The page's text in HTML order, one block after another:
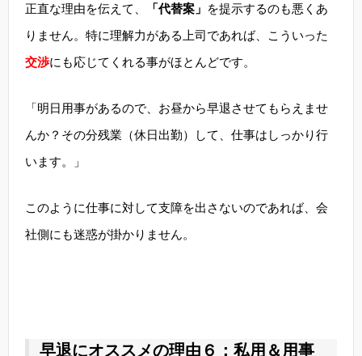
正直な理由を伝えて、 「代替案」 を提示するのも悪くあ
りません。特に理解力がある上司であれば、こういった
交渉にも応じてくれる事がほとんどです。
「明日用事があるので、お昼から早退させてもらえませ
んか？その分残業（休日出勤）して、仕事はしっかり行
います。」
このように仕事に対して支障を出さないのであれば、会
社側にも迷惑が掛かりません。
早退にオススメの理由６：私用＆用事